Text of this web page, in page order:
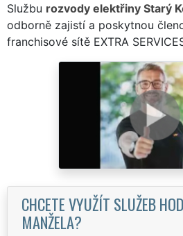
Službu rozvody elektřiny Starý
odborně zajistí a poskytnou
franchisové sítě EXTRA
CHCETE VYUŽÍT SLUŽEB
MANŽELA?